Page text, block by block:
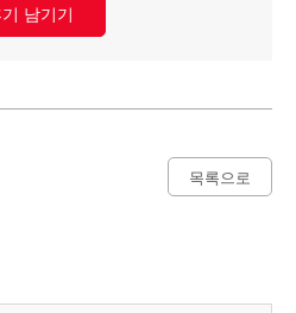
남기기
목록으로